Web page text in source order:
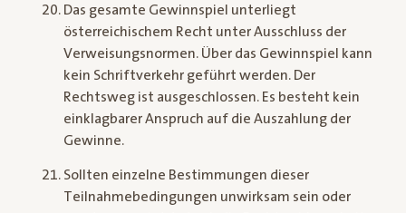
Das gesamte Gewinnspiel unterliegt
österreichischem Recht unter Ausschluss der
Verweisungsnormen. Über das Gewinnspiel kann
kein Schriftverkehr geführt werden. Der
Rechtsweg ist ausgeschlossen. Es besteht kein
einklagbarer Anspruch auf die Auszahlung der
Gewinne.
Sollten einzelne Bestimmungen dieser
Teilnahmebedingungen unwirksam sein oder